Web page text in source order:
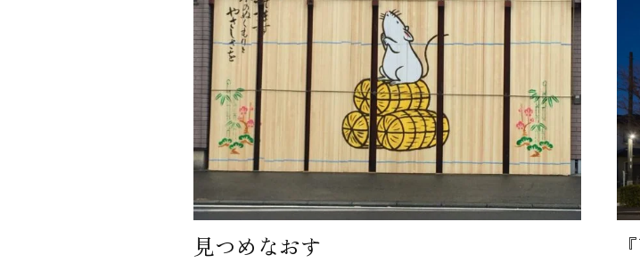
オンライン相談
見つめなおす